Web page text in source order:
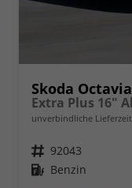
Skoda
unverbindliche
Fahrzeugnr. 92043
Kraftstoff Benzin